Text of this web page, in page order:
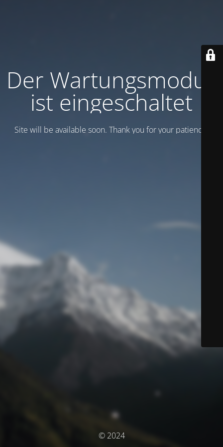
Der Wartungsmodus
ist eingeschaltet
Site will be available soon. Thank you for your patience!
© 2024